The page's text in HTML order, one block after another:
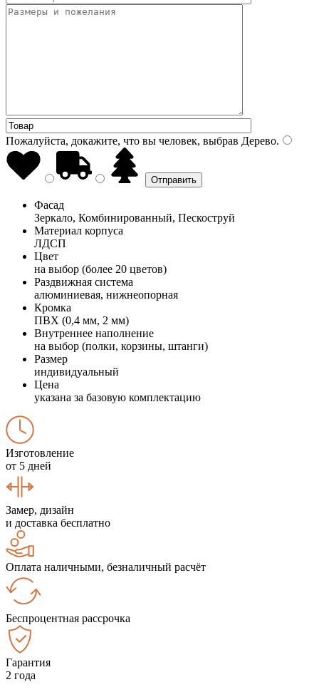
Пожалуйста, докажите, что вы человек, выбрав Дерево.
Фасад
Зеркало, Комбинированный, Пескоструй
Материал корпуса
ЛДСП
Цвет
на выбор (более 20 цветов)
Раздвижная система
алюминиевая, нижнеопорная
Кромка
ПВХ (0,4 мм, 2 мм)
Внутреннее наполнение
на выбор (полки, корзины, штанги)
Размер
индивидуальный
Цена
указана за базовую комплектацию
Изготовление
от 5 дней
Замер, дизайн
и доставка бесплатно
Оплата наличными, безналичный расчёт
Беспроцентная рассрочка
Гарантия
2 года